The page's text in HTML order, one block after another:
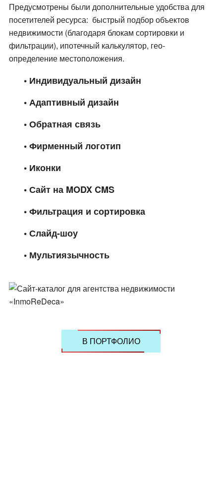
Предусмотрены были дополнительные удобства для
посетителей ресурса: быстрый подбор объектов
недвижимости (благодаря блокам сортировки и
фильтрации), ипотечный калькулятор, гео-
определение местоположения.
• Индивидуальный дизайн
• Адаптивный дизайн
• Обратная связь
• Фирменный логотип
• Иконки
• Сайт на MODX CMS
• Фильтрация и сортировка
• Слайд-шоу
• Мультиязычность
В ПОРТФОЛИО